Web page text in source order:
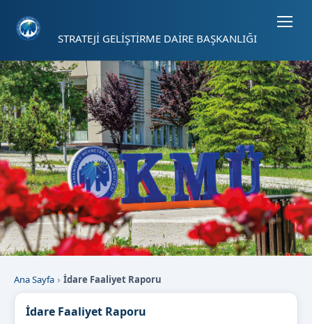
STRATEJİ GELİŞTİRME DAİRE BAŞKANLIĞI
Ana Sayfa İdare Faaliyet Raporu
İdare Faaliyet Raporu